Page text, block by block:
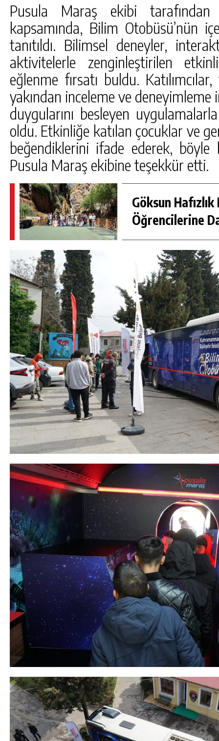
Pusula Maraş ekibi tarafından
kapsamında, Bilim Otobüsü’nün
tanıtıldı. Bilimsel deneyler,
aktivitelerle zenginleştirilen
eğlenme fırsatı buldu.
yakından inceleme ve deneyimleme
duygularını besleyen
oldu. Etkinliğe katılan çocuklar ve
beğendiklerini ifade ederek,
Pusula Maraş ekibine teşekkür etti.
Göksun Hafızlık
Öğrencilerine